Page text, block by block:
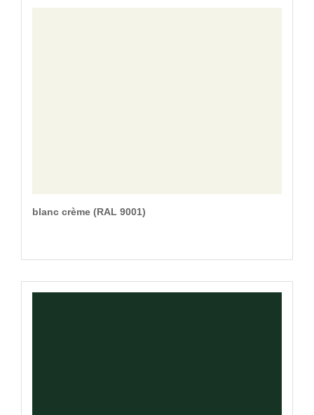
blanc crème (RAL 9001)